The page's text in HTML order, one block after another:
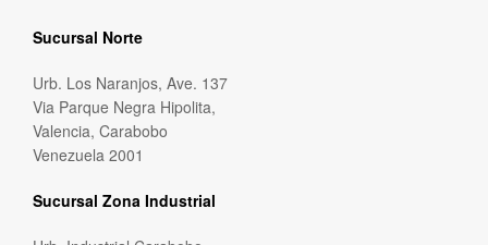
Sucursal Norte
Urb. Los Naranjos, Ave. 137
Via Parque Negra Hipolita,
Valencia, Carabobo
Venezuela 2001
Sucursal Zona Industrial